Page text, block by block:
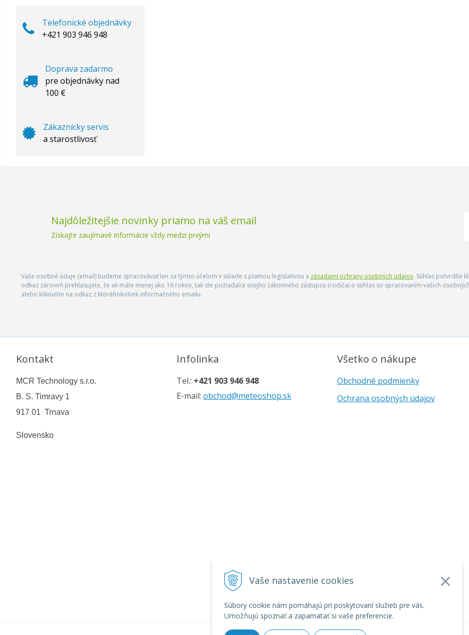
Vaše nastavenie cookies
Súbory cookie nám pomáhajú pri poskytovaní služieb pre vás.
Umožňujú spoznať a zapamätať si vaše preferencie.
Telefonické objednávky
+421 903 946 948
Doprava zadarmo
pre objednávky nad
100 €
Zákaznícky servis
a starostlivosť
Najdôležitejšie novinky priamo na váš email
Získajte zaujímavé informácie vždy medzi prvými
Vaše osobné údaje (email) budeme spracovávať len za týmto účelom v súlade s platnou legislatívou a zásadami ochrany osobných údajov. Súhlas potvrdíte
odkaz zároveň prehlasujete, že ak máte menej ako 16 rokov, tak ste požiadal/a svojho zákonného zástupcu (rodiča) o súhlas so spracovaním vašich
alebo kliknutím na odkaz z ktoréhokoľvek informačného emailu.
Kontakt
MCR Technology s.r.o.
B. S. Timravy 1
917 01 Trnava
Slovensko
Infolinka
Tel.: +421 903 946 948
E-mail: obchod@meteoshop.sk
Všetko o nákupe
Obchodné podmienky
Ochrana osobných údajov